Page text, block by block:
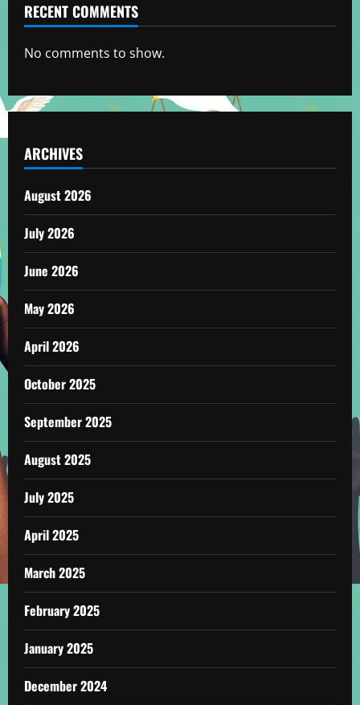
RECENT COMMENTS
No comments to show.
ARCHIVES
August 2026
July 2026
June 2026
May 2026
April 2026
October 2025
September 2025
August 2025
July 2025
April 2025
March 2025
February 2025
January 2025
December 2024